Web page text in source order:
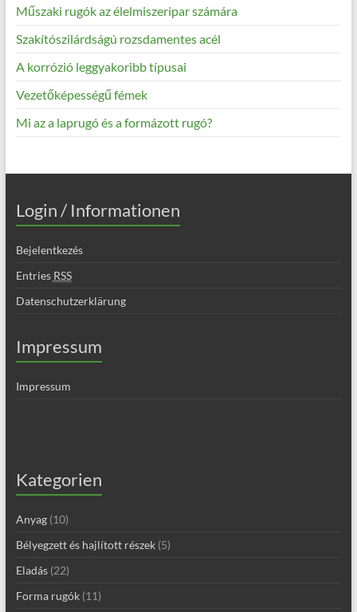
Műszaki rugók az élelmiszeripar számára
Szakítószilárdságú rozsdamentes acél
A korrózió leggyakoribb típusai
Vezetőképességű fémek
Mi az a laprugó és a formázott rugó?
Login / Informationen
Bejelentkezés
Entries RSS
Datenschutzerklärung
Impressum
Impressum
Kategorien
Anyag(10)
Bélyegzett és hajlított részek(5)
Eladás(22)
Forma rugók(11)